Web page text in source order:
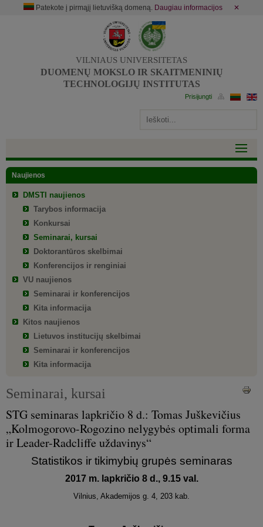
Patekote į pirmąjį lietuvišką domeną. Daugiau informacijos ✕
VILNIAUS UNIVERSITETAS
DUOMENŲ MOKSLO IR SKAITMENINIŲ
TECHNOLOGIJŲ INSTITUTAS
Naujienos
DMSTI naujienos
Tarybos informacija
Konkursai
Seminarai, kursai
Doktorantūros skelbimai
Konferencijos ir renginiai
VU naujienos
Seminarai ir konferencijos
Kita informacija
Kitos naujienos
Lietuvos institucijų skelbimai
Seminarai ir konferencijos
Kita informacija
Seminarai, kursai
STG seminaras lapkričio 8 d.: Tomas Juškevičius
„Kolmogorovo-Rogozino nelygybės optimali forma
ir Leader-Radcliffe uždavinys“
Statistikos ir tikimybių grupės seminaras
2017 m. lapkričio 8 d., 9.15 val.
Vilnius, Akademijos g. 4, 203 kab.